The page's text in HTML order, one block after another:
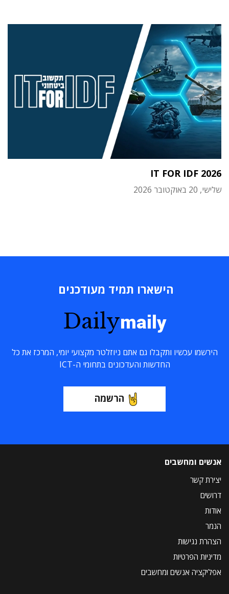
IT FOR IDF 2026
שלישי, 20 באוקטובר 2026
הישארו תמיד מעודכנים
Dailymaily
הירשמו עכשיו ותקבלו גם אתם ניוזלטר מקצועי יומי, המרכז את כל
החדשות והעדכונים בתחומי ה-ICT
הרשמה
אנשים ומחשבים
יצירת קשר
דרושים
אודות
הנמר
הצהרת נגישות
מדיניות הפרטיות
אפליקציה אנשים ומחשבים